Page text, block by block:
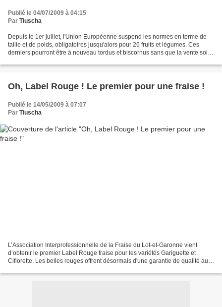
Publié le 04/07/2009 à 04:15
Par Tiuscha
Depuis le 1er juillet, l'Union Européenne suspend les normes en terme de
taille et de poids, obligatoires jusqu'alors pour 26 fruits et légumes. Ces
derniers pourront être à nouveau tordus et biscornus sans que la vente soit
Oh, Label Rouge ! Le premier pour une fraise !
Publié le 14/05/2009 à 07:07
Par Tiuscha
L’Association Interprofessionnelle de la Fraise du Lot-et-Garonne vient
d’obtenir le premier Label Rouge fraise pour les variétés Gariguette et
Ciflorette. Les belles rouges offrent désormais d'une garantie de qualité aux